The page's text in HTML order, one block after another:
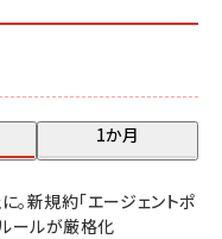
1か月
新規約「エージェントポ
ールが厳格化